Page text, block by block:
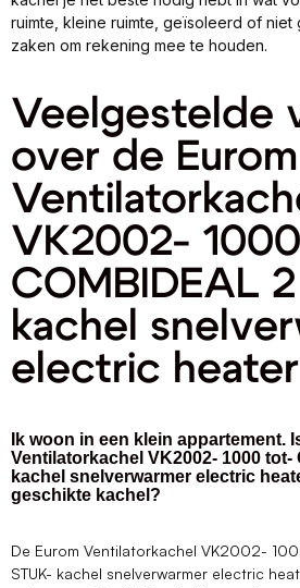
ruimte, kleine ruimte, geïsoleerd of niet
zaken om rekening mee te houden.
Veelgestelde
over de Eurom
VK2002-
COMBIDEAL
kachel
electric heater
Ik woon in een klein appartement.
Ventilatorkachel VK2002- 1000 tot-
kachel snelverwarmer electric
geschikte kachel?
De Eurom Ventilatorkachel VK2002-
STUK- kachel snelverwarmer electric